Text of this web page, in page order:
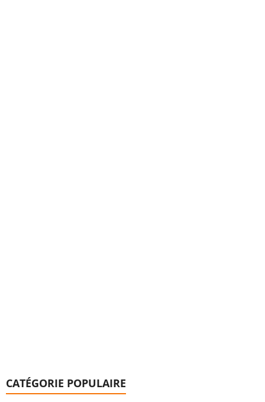
CATÉGORIE POPULAIRE